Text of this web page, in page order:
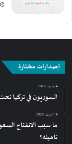
إصدارات مختارة
4 يوليو، 2023
السوريون في تركيا
18 أبريل، 2023
ما سبب الانفتاح
تأهيله؟